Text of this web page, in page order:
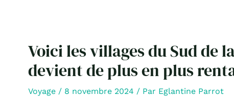
Voici les villages du Sud de
devient de plus en plus
Voyage/ 8 novembre 2024 / Par Eglantine Parrot